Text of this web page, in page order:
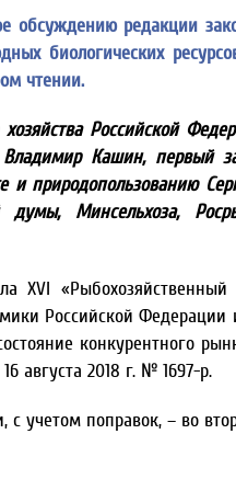
обсуждению редакции
биологических
чтении.
Российской
Кашин, первый
и природопользованию
Минсельхоза,
XVI «Рыбохозяйственный
Российской Федерации
конкурентного
августа 2018 г. № 1697-р.
с учетом поправок, – во